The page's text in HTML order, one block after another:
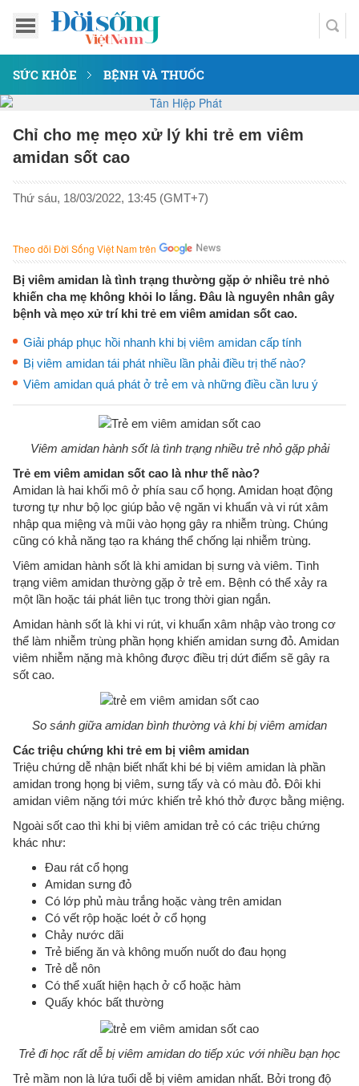
SỨC KHỎE BỆNH VÀ THUỐC
Chỉ cho mẹ mẹo xử lý khi trẻ em viêm
amidan sốt cao
Thứ sáu, 18/03/2022, 13:45 (GMT+7)
Theo dõi Đời Sống Việt Nam trên
Bị viêm amidan là tình trạng thường gặp ở nhiều trẻ nhỏ
khiến cha mẹ không khỏi lo lắng. Đâu là nguyên nhân gây
bệnh và mẹo xử trí khi trẻ em viêm amidan sốt cao.
Giải pháp phục hồi nhanh khi bị viêm amidan cấp tính
Bị viêm amidan tái phát nhiều lần phải điều trị thế nào?
Viêm amidan quá phát ở trẻ em và những điều cần lưu ý
Viêm amidan hành sốt là tình trạng nhiều trẻ nhỏ gặp phải
Trẻ em viêm amidan sốt cao là như thế nào?
Amidan là hai khối mô ở phía sau cổ họng. Amidan hoạt động
tương tự như bộ lọc giúp bảo vệ ngăn vi khuẩn và vi rút xâm
nhập qua miệng và mũi vào họng gây ra nhiễm trùng. Chúng
cũng có khả năng tạo ra kháng thể chống lại nhiễm trùng.
Viêm amidan hành sốt là khi amidan bị sưng và viêm. Tình
trạng viêm amidan thường gặp ở trẻ em. Bệnh có thể xảy ra
một lần hoặc tái phát liên tục trong thời gian ngắn.
Amidan hành sốt là khi vi rút, vi khuẩn xâm nhập vào trong cơ
thể làm nhiễm trùng phần họng khiến amidan sưng đỏ. Amidan
viêm nhiễm nặng mà không được điều trị dứt điểm sẽ gây ra
sốt cao.
So sánh giữa amidan bình thường và khi bị viêm amidan
Các triệu chứng khi trẻ em bị viêm amidan
Triệu chứng dễ nhận biết nhất khi bé bị viêm amidan là phần
amidan trong họng bị viêm, sưng tấy và có màu đỏ. Đôi khi
amidan viêm nặng tới mức khiến trẻ khó thở được bằng miệng.
Ngoài sốt cao thì khi bị viêm amidan trẻ có các triệu chứng
khác như:
Đau rát cổ họng
Amidan sưng đỏ
Có lớp phủ màu trắng hoặc vàng trên amidan
Có vết rộp hoặc loét ở cổ họng
Chảy nước dãi
Trẻ biếng ăn và không muốn nuốt do đau họng
Trẻ dễ nôn
Có thể xuất hiện hạch ở cổ hoặc hàm
Quấy khóc bất thường
Trẻ đi học rất dễ bị viêm amidan do tiếp xúc với nhiều bạn học
Trẻ mầm non là lứa tuổi dễ bị viêm amidan nhất. Bởi trong độ